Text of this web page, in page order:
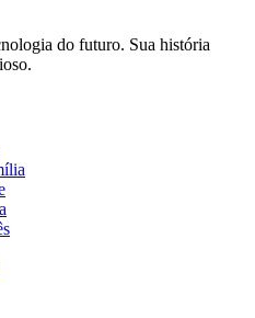
do futuro. Sua história